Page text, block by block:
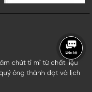
chút tỉ mỉ từ chất liệu
ông thành đạt và lịch